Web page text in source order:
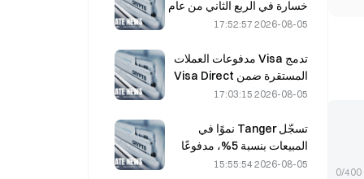
0/400
خسارة في الربع الثاني من عام
2026؛ إذ جاءت الإيرادات أقل
دولار، وتراجع سهمها بنسبة
7.23٪
2026-08-05 17:52:57
تدمج Visa مدفوعات العملات
المستقرة ضمن Visa Direct
عبر شراكة مع Zerohash
2026-08-05 17:03:15
تسجّل Tanger نموًا في
المبيعات بنسبة 5%، مدفوعًا
بسياحة كأس العالم خلال
2026-08-05 15:55:54